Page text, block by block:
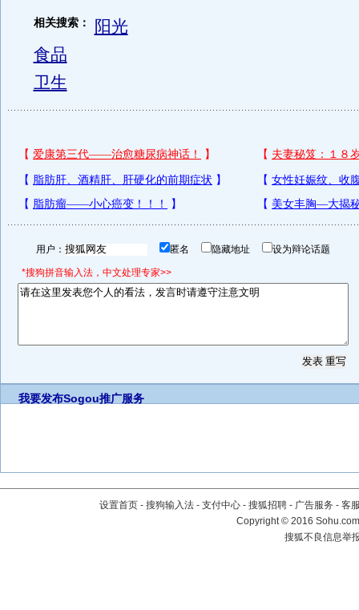
相关搜索：
阳光
食品
卫生
用户： 匿名 隐藏地址 设为辩论话题
*搜狗拼音输入法，中文处理专家>>
我要发布Sogou推广服务
设置首页 - 搜狗输入法 - 支付中心 - 搜狐招聘 - 广告服务 - 客
Copyright©2016
搜狐不良信息举